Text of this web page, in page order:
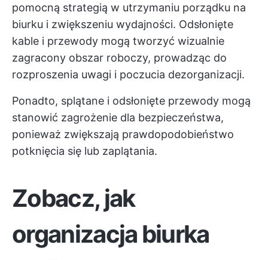
pomocną strategią w utrzymaniu porządku na
biurku i zwiększeniu wydajności. Odsłonięte
kable i przewody mogą tworzyć wizualnie
zagracony obszar roboczy, prowadząc do
rozproszenia uwagi i poczucia dezorganizacji.
Ponadto, splątane i odsłonięte przewody mogą
stanowić zagrożenie dla bezpieczeństwa,
ponieważ zwiększają prawdopodobieństwo
potknięcia się lub zaplątania.
Zobacz, jak
organizacja biurka